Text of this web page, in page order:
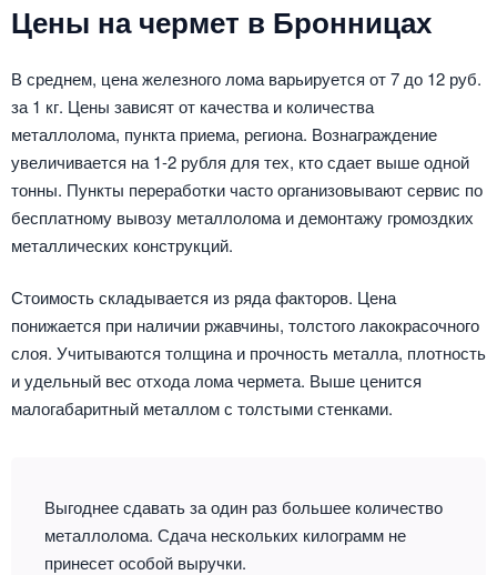
Цены на чермет в Бронницах
В среднем, цена железного лома варьируется от 7 до 12 руб.
за 1 кг. Цены зависят от качества и количества
металлолома, пункта приема, региона. Вознаграждение
увеличивается на 1-2 рубля для тех, кто сдает выше одной
тонны. Пункты переработки часто организовывают сервис по
бесплатному вывозу металлолома и демонтажу громоздких
металлических конструкций.
Стоимость складывается из ряда факторов. Цена
понижается при наличии ржавчины, толстого лакокрасочного
слоя. Учитываются толщина и прочность металла, плотность
и удельный вес отхода лома чермета. Выше ценится
малогабаритный металлом с толстыми стенками.
Выгоднее сдавать за один раз большее количество
металлолома. Сдача нескольких килограмм не
принесет особой выручки.